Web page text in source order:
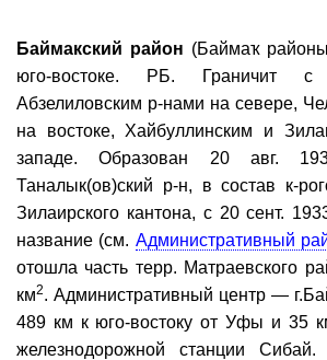
Баймакский район (Баймаҡ
юго-востоке. РБ. Граничит
Абзелиловским р-нами на севере,
на востоке, Хайбуллинским и
западе. Образован 20 авг.
Таналык(ов)ский р-н, в состав к-
Зилаирского кантона, с 20 сент.
название (см. Административный
отошла часть терр. Матраевского
км2. Административный центр —
489 км к юго-востоку от Уфы и 35
железнодорожной станции